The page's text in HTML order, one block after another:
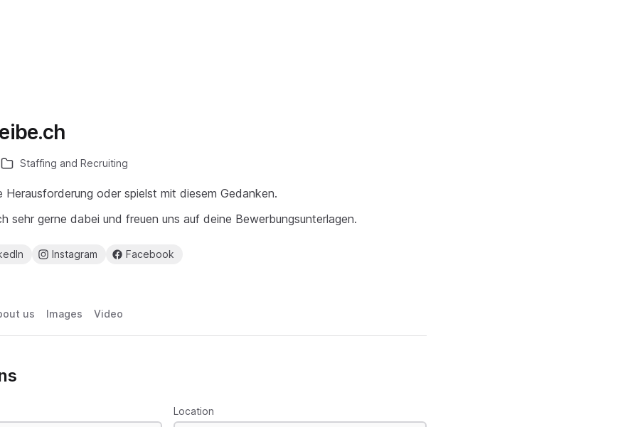
Staffing and Recruiting
Herausforderung oder spielst mit diesem Gedanken.
sehr gerne dabei und freuen uns auf deine Bewerbungsunterlagen.
Instagram Facebook
us Images Video
Location